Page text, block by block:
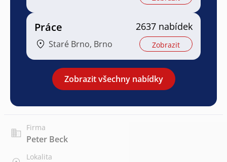
Práce
Staré Brno, Brno
2637 nabídek
Zobrazit
Zobrazit všechny nabídky
Firma
Peter Beck
Lokalita